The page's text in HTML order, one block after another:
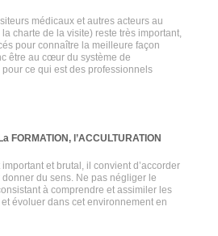
médicaux et autres acteurs au
charte de la visite) reste très important,
pour connaître la meilleure façon
être au cœur du système de
ce qui est des professionnels
FORMATION, l’ACCULTURATION
et brutal, il convient d’accorder
du sens. Ne pas négliger le
à comprendre et assimiler les
évoluer dans cet environnement en